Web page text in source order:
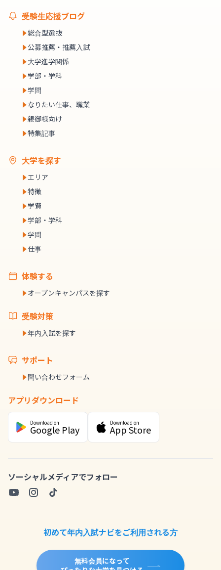
受験生応援ブログ
総合型選抜
公募推薦・推薦入試
大学進学関係
学部・学科
学問
なりたい仕事、職業
親御様向け
特集記事
大学を探す
エリア
特徴
学費
学部・学科
学問
仕事
体験する
オープンキャンパスを探す
受験対策
年内入試を探す
サポート
問い合わせフォーム
アプリダウンロード
Download on
Google Play
Download on
App Store
ソーシャルメディアでフォロー
初めて年内入試ナビをご利用される方
無料会員になって